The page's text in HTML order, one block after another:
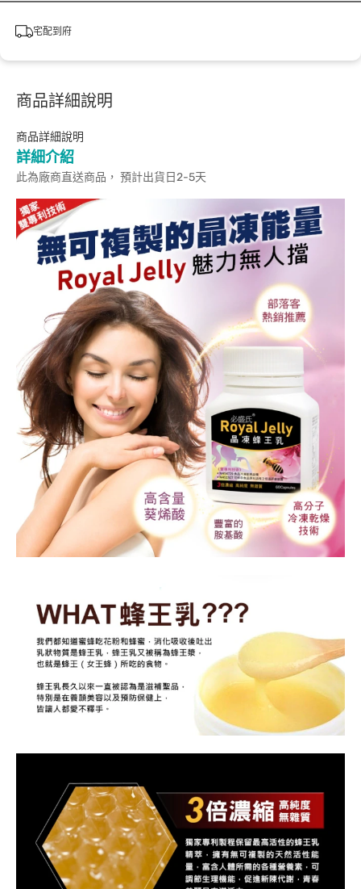
宅配到府
商品詳細說明
商品詳細說明
詳細介紹
此為廠商直送商品， 預計出貨日2-5天